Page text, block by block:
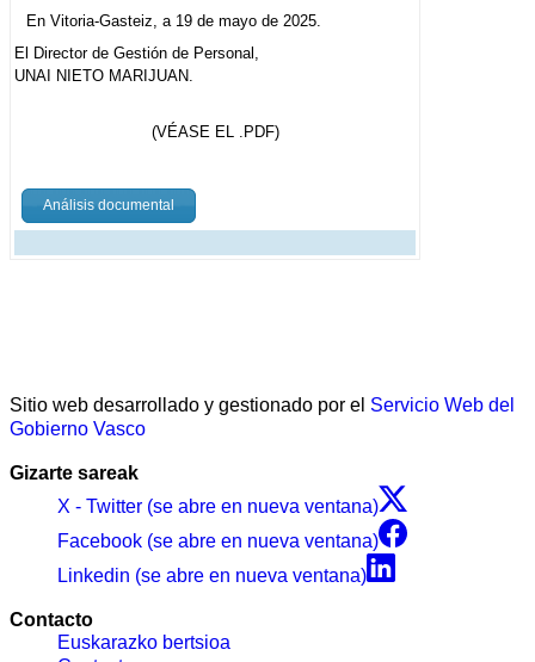
En Vitoria-Gasteiz, a 19 de mayo de 2025.
El Director de Gestión de Personal,
UNAI NIETO MARIJUAN.
(VÉASE EL .PDF)
Análisis documental
Sitio web desarrollado y gestionado por el Servicio Web del
Gobierno Vasco
Gizarte sareak
X - Twitter (se abre en nueva ventana)
Facebook (se abre en nueva ventana)
Linkedin (se abre en nueva ventana)
Contacto
Euskarazko bertsioa